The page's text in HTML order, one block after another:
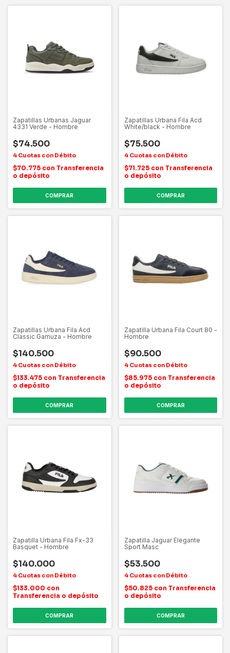
Zapatillas Urbanas Jaguar
4331 Verde - Hombre
$74.500
$70.775 con Transferencia
o depósito
COMPRAR
Zapatillas Urbana Fila Acd
White/black - Hombre
$75.500
$71.725 con Transferencia
o depósito
COMPRAR
Zapatillas Urbana Fila Acd
Classic Gamuza - Hombre
$140.500
$133.475 con Transferencia
o depósito
COMPRAR
Zapatilla Urbana Fila Court 80 -
Hombre
$90.500
$85.975 con Transferencia
o depósito
COMPRAR
Zapatilla Urbana Fila Fx-33
Basquet - Hombre
$140.000
$133.000 con
Transferencia o depósito
COMPRAR
Zapatilla Jaguar Elegante
Sport Masc
$53.500
$50.825 con Transferencia
o depósito
COMPRAR